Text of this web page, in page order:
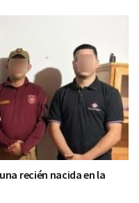
recién nacida en la